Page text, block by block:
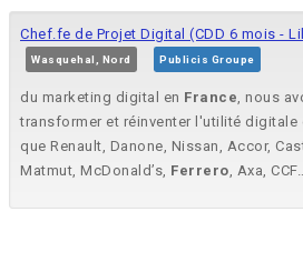
Chef.fe de Projet Digital (CDD 6 mois -
Wasquehal, Nord Publicis Groupe
du marketing digital en France, nous
transformer et réinventer l'utilité digitale
que Renault, Danone, Nissan, Accor,
Matmut, McDonald’s, Ferrero, Axa,